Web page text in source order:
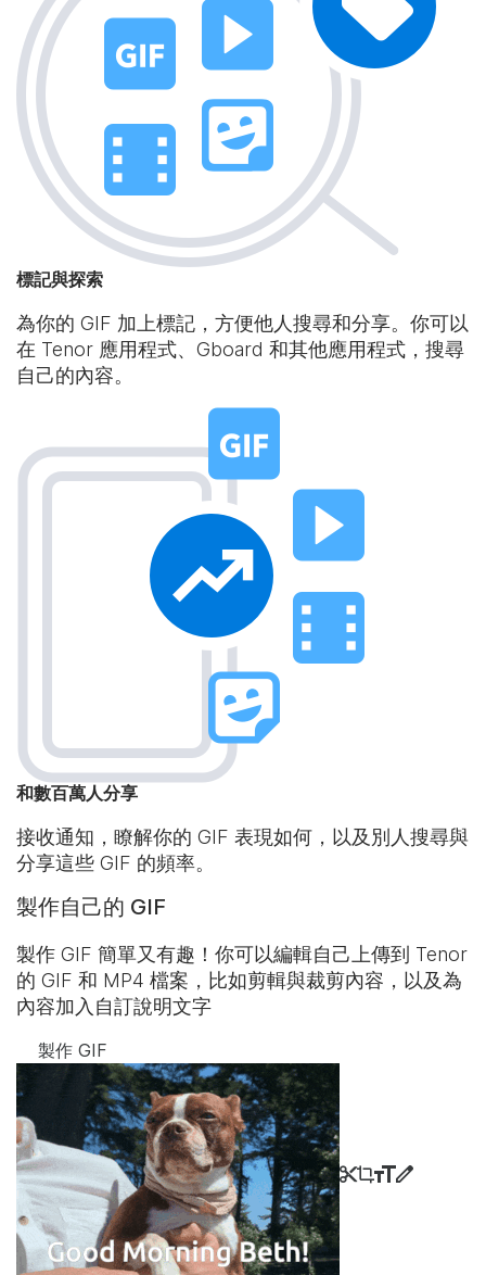
標記與探索
為你的 GIF 加上標記，方便他人搜尋和分享。你可以
在 Tenor 應用程式、Gboard 和其他應用程式，搜尋
自己的內容。
和數百萬人分享
接收通知，瞭解你的 GIF 表現如何，以及別人搜尋與
分享這些 GIF 的頻率。
製作自己的 GIF
製作 GIF 簡單又有趣！你可以編輯自己上傳到 Tenor
的 GIF 和 MP4 檔案，比如剪輯與裁剪內容，以及為
內容加入自訂說明文字
製作 GIF